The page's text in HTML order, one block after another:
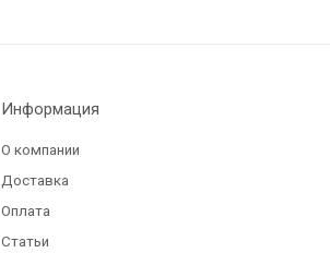
Информация
О компании
Доставка
Оплата
Статьи